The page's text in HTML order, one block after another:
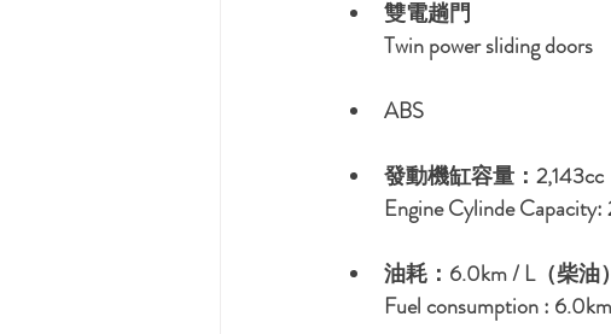
雙電趟門
Twin power sliding doors
ABS
發動機缸容量：2,143cc
Engine Cylinde Capacity:
油耗：6.0km / L（柴油）
Fuel consumption :